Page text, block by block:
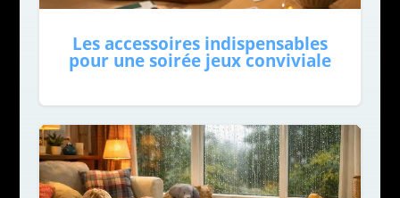
Les accessoires indispensables
pour une soirée jeux conviviale